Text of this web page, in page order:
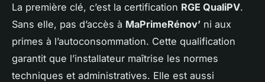
La première clé, c’est la certification RGE QualiPV.
Sans elle, pas d’accès à MaPrimeRénov’ ni aux
primes à l’autoconsommation. Cette qualification
garantit que l’installateur maîtrise les normes
techniques et administratives. Elle est aussi